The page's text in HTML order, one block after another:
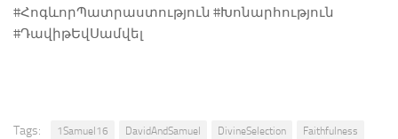
#ՀոգևորՊատրաստություն #Խոնարհություն
#ԴավիթԵվՍամվել
Tags: 1Samuel16 DavidAndSamuel DivineSelection
Faithfulness